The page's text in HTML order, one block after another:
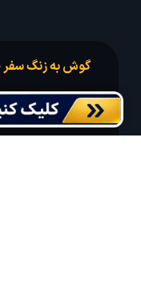
گوش به زنگ سفر
درخواست سفر خود را در مدت
درخواستی خود را دریافت